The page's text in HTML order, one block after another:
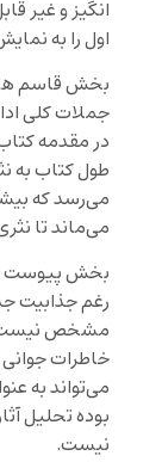
انگیز و غیر
اول را به
بخش قاسم
جملات کلی
در مقدمه
طول کتاب به
می‌رسد که
می‌ماند تا
بخش پیوست
رغم جذابیت
مشخص نیست
خاطرات جوانی
می‌تواند به
بوده تحلیل
نیست.